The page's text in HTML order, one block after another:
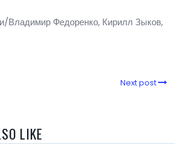
Владимир Федоренко, Кирилл Зыков,
Next post
LIKE